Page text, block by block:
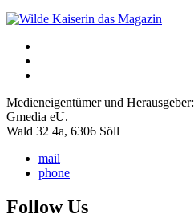
Medieneigentümer und Herausgeber:
Gmedia eU.
Wald 32 4a, 6306 Söll
mail
phone
Follow Us